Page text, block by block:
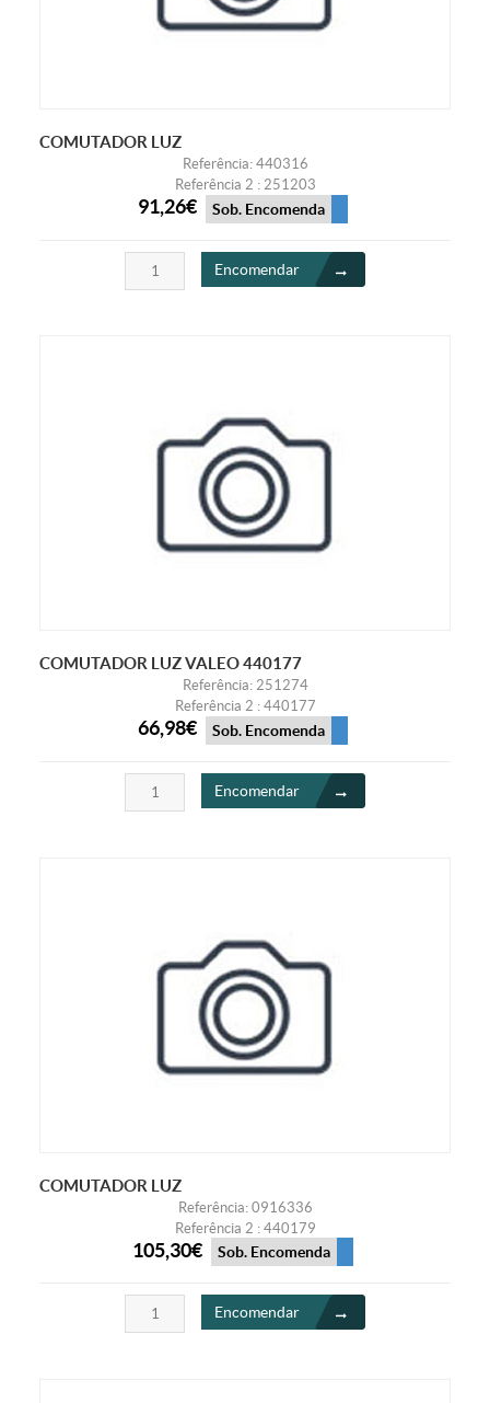
COMUTADOR LUZ
Referência: 440316
Referência 2 : 251203
91,26€ Sob. Encomenda
Encomendar
COMUTADOR LUZ VALEO 440177
Referência: 251274
Referência 2 : 440177
66,98€ Sob. Encomenda
Encomendar
COMUTADOR LUZ
Referência: 0916336
Referência 2 : 440179
105,30€ Sob. Encomenda
Encomendar